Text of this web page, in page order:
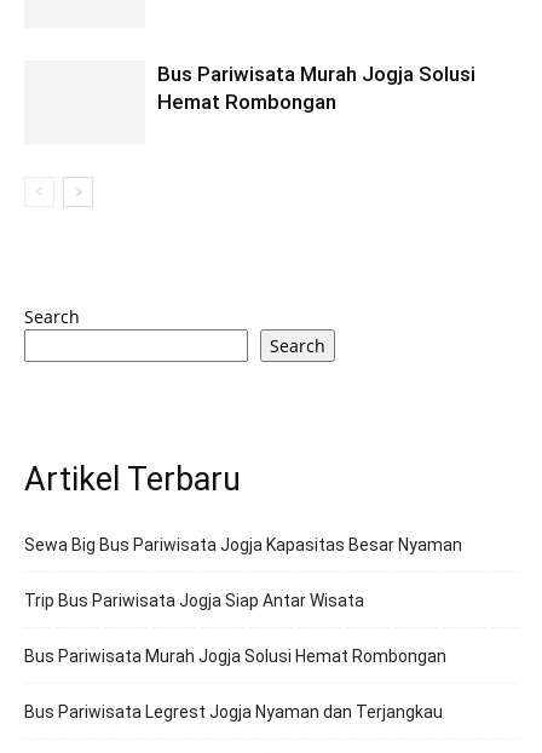
Bus Pariwisata Murah Jogja Solusi
Hemat Rombongan
Search
Search
Artikel Terbaru
Sewa Big Bus Pariwisata Jogja Kapasitas Besar Nyaman
Trip Bus Pariwisata Jogja Siap Antar Wisata
Bus Pariwisata Murah Jogja Solusi Hemat Rombongan
Bus Pariwisata Legrest Jogja Nyaman dan Terjangkau